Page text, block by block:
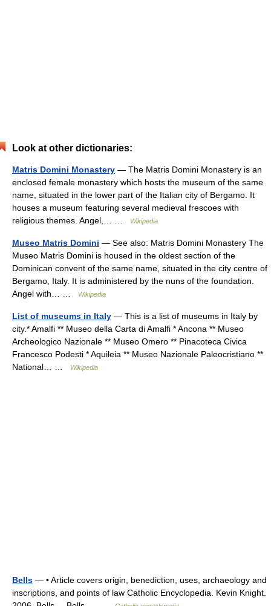
Look at other dictionaries:
Matris Domini Monastery — The Matris Domini Monastery is an
enclosed female monastery which hosts the museum of the same
name, situated in the lower part of the Italian city of Bergamo. It
houses a museum featuring several medieval frescoes with
religious themes. Angel,… …
Wikipedia
Museo Matris Domini — See also: Matris Domini Monastery The
Museo Matris Domini is housed in the oldest section of the
Dominican convent of the same name, situated in the city centre of
Bergamo, Italy. It is administered by the nuns of the foundation.
Angel with… …
Wikipedia
List of museums in Italy — This is a list of museums in Italy by
city.* Amalfi ** Museo della Carta di Amalfi * Ancona ** Museo
Archeologico Nazionale ** Museo Omero ** Pinacoteca Civica
Francesco Podesti * Aquileia ** Museo Nazionale Paleocristiano **
National… …
Wikipedia
Bells — • Article covers origin, benediction, uses, archaeology and
inscriptions, and points of law Catholic Encyclopedia. Kevin Knight.